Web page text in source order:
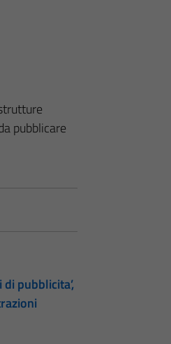
pubblicare
pubblicita’,